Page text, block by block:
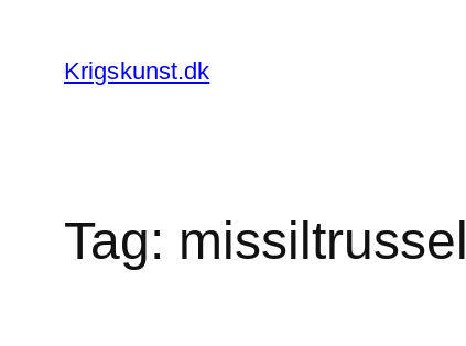
indhold
Krigskunst.dk
Tag: missiltrussel